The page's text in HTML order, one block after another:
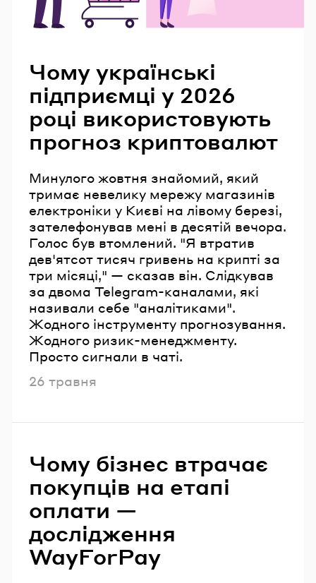
Чому українські
підприємці у 2026
році використовують
прогноз криптовалют
Минулого жовтня знайомий, який
тримає невелику мережу магазинів
електроніки у Києві на лівому березі,
зателефонував мені в десятій вечора.
Голос був втомлений. "Я втратив
дев'ятсот тисяч гривень на крипті за
три місяці," — сказав він. Слідкував
за двома Telegram-каналами, які
називали себе "аналітиками".
Жодного інструменту прогнозування.
Жодного ризик-менеджменту.
Просто сигнали в чаті.
Опубліковано
26 травня
Чому бізнес втрачає
покупців на етапі
оплати —
дослідження
WayForPay